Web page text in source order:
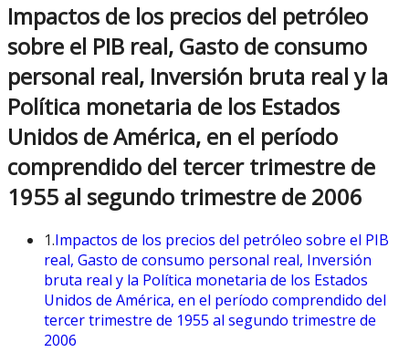
Impactos de los precios del petróleo
sobre el PIB real, Gasto de consumo
personal real, Inversión bruta real y la
Política monetaria de los Estados
Unidos de América, en el período
comprendido del tercer trimestre de
1955 al segundo trimestre de 2006
1.Impactos de los precios del petróleo sobre el PIB
real, Gasto de consumo personal real, Inversión
bruta real y la Política monetaria de los Estados
Unidos de América, en el período comprendido del
tercer trimestre de 1955 al segundo trimestre de
2006